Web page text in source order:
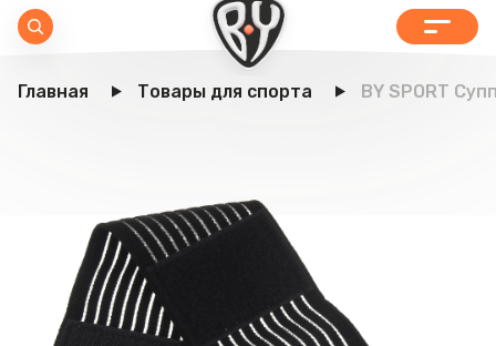
Главная Товары для спорта BY SPORT